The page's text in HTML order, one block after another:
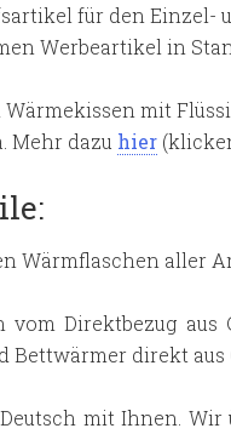
für den Einzel-
Werbeartikel in
mit
Mehr dazu hier
Wärmflaschen aller
vom Direktbezug
Bettwärmer direkt aus
mit Ihnen.